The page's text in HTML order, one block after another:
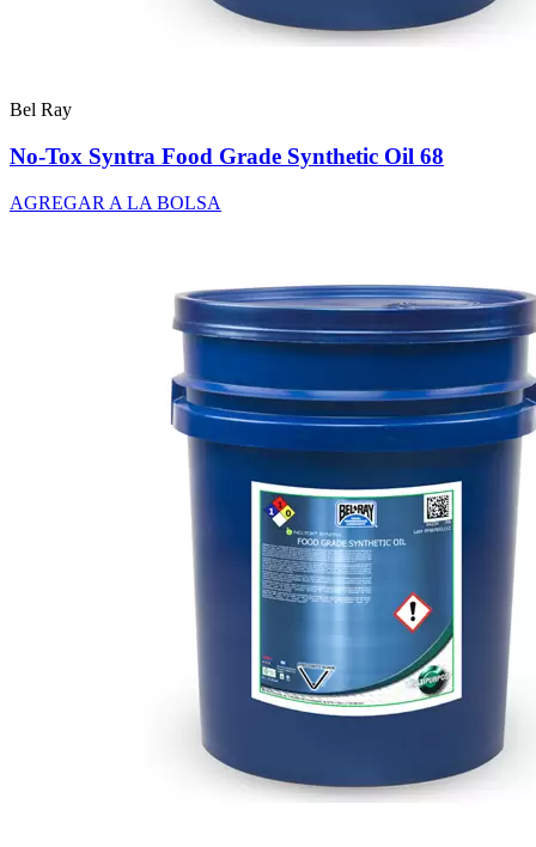
Bel Ray
No-Tox Syntra Food Grade Synthetic Oil 68
AGREGAR A LA BOLSA